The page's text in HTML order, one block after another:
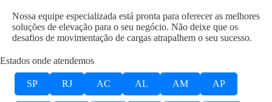
Nossa equipe especializada está pronta para oferecer as melhores
soluções de elevação para o seu negócio. Não deixe que os
desafios de movimentação de cargas atrapalhem o seu sucesso.
Estados onde atendemos
SP RJ AC AL AM AP